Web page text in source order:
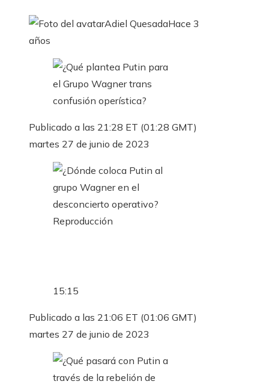
Adiel QuesadaHace 3
años
Publicado a las 21:28 ET (01:28 GMT)
martes 27 de junio de 2023
Reproducción
15:15
Publicado a las 21:06 ET (01:06 GMT)
martes 27 de junio de 2023